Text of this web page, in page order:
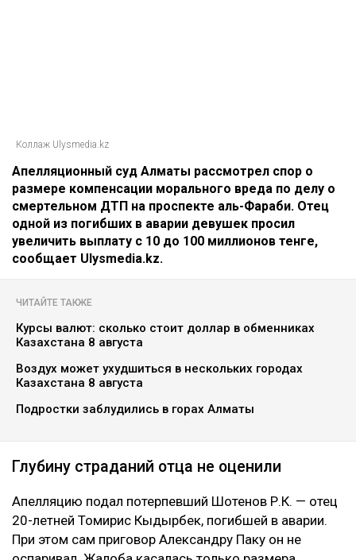
Коллаж Ulysmedia.kz
Апелляционный суд Алматы рассмотрел спор о
размере компенсации морального вреда по делу о
смертельном ДТП на проспекте аль-Фараби. Отец
одной из погибших в аварии девушек просил
увеличить выплату с 10 до 100 миллионов тенге,
сообщает Ulysmedia.kz.
ЧИТАЙТЕ ТАКЖЕ
Курсы валют: сколько стоит доллар в обменниках
Казахстана 8 августа
Воздух может ухудшиться в нескольких городах
Казахстана 8 августа
Подростки заблудились в горах Алматы
Глубину страданий отца не оценили
Апелляцию подал потерпевший Шотенов Р.К. — отец
20-летней Томирис Кыдырбек, погибшей в аварии.
При этом сам приговор Александру Паку он не